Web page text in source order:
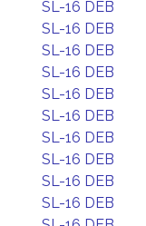
SL-16 DEB
SL-16 DEB
SL-16 DEB
SL-16 DEB
SL-16 DEB
SL-16 DEB
SL-16 DEB
SL-16 DEB
SL-16 DEB
SL-16 DEB